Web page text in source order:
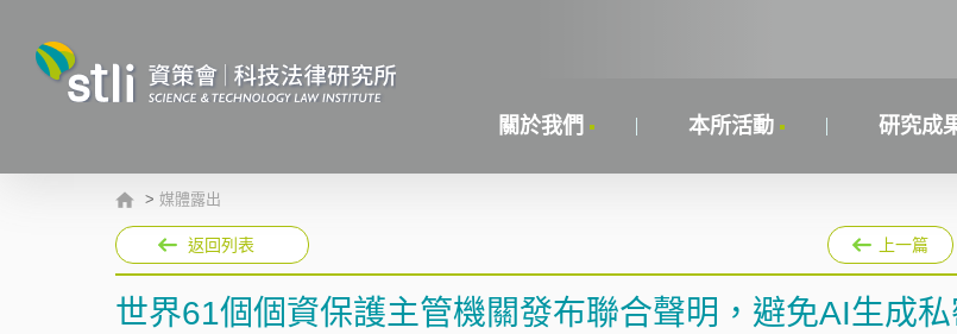
關於我們 本所活動 研究成
> 媒體露出
返回列表 上一篇
世界61個個資保護主管機關發布聯合聲明，避免AI生成